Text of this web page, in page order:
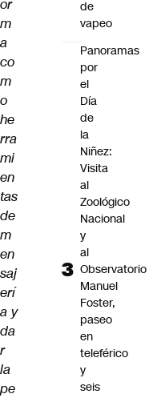
or
m
a
co
m
o
he
rra
mi
en
tas
de
m
en
saj
erí
a y
da
r
la
pe
de
vapeo
Panoramas
por
el
Día
de
la
Niñez:
Visita
al
Zoológico
Nacional
y
al
Observatorio
Manuel
Foster,
paseo
en
teleférico
y
seis